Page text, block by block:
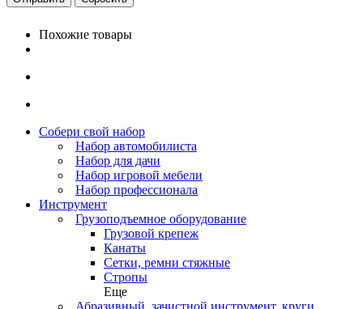
Похожие товары
Собери свой набор
Набор автомобилиста
Набор для дачи
Набор игровой мебели
Набор профессионала
Инструмент
Грузоподъемное оборудование
Грузовой крепеж
Канаты
Сетки, ремни стяжные
Стропы
Еще